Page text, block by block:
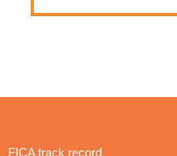
FICA track record